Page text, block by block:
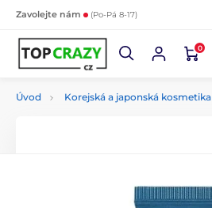
Zavolejte nám (Po-Pá 8-17)
0
Úvod Korejská a japonská kosmetika